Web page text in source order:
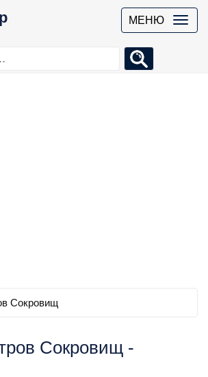
МЕНЮ
Сокровищ
Сокровищ -